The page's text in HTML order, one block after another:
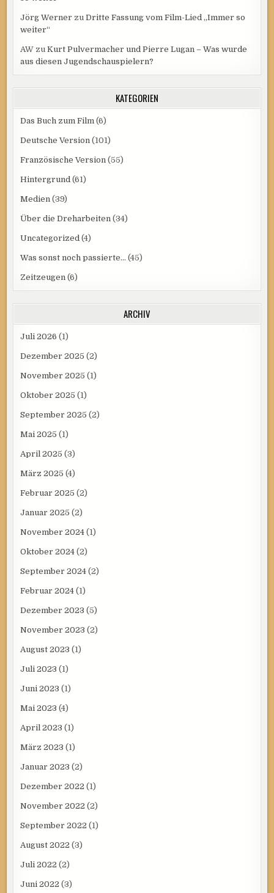
Jörg Werner zuDritte Fassung vom Film-Lied „Immer so
weiter“
AW zuKurt Pulvermacher und Pierre Lugan – Was wurde
aus diesen Jugendschauspielern?
KATEGORIEN
Das Buch zum Film (6)
Deutsche Version (101)
Französische Version (55)
Hintergrund (61)
Medien (39)
Über die Dreharbeiten (34)
Uncategorized (4)
Was sonst noch passierte… (45)
Zeitzeugen (6)
ARCHIV
Juli 2026 (1)
Dezember 2025 (2)
November 2025 (1)
Oktober 2025 (1)
September 2025 (2)
Mai 2025 (1)
April 2025 (3)
März 2025 (4)
Februar 2025 (2)
Januar 2025 (2)
November 2024 (1)
Oktober 2024 (2)
September 2024 (2)
Februar 2024 (1)
Dezember 2023 (5)
November 2023 (2)
August 2023 (1)
Juli 2023 (1)
Juni 2023 (1)
Mai 2023 (4)
April 2023 (1)
März 2023 (1)
Januar 2023 (2)
Dezember 2022 (1)
November 2022 (2)
September 2022 (1)
August 2022 (3)
Juli 2022 (2)
Juni 2022 (3)